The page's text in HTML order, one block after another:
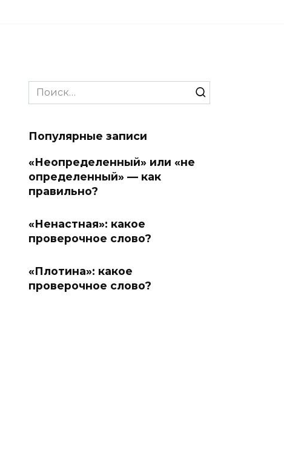
Search
for:
Популярные записи
«Неопределенный» или «не
определенный» — как
правильно?
«Ненастная»: какое
проверочное слово?
«Плотина»: какое
проверочное слово?